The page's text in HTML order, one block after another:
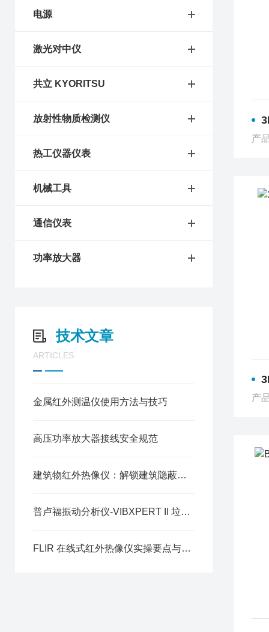
电源
激光对中仪
共立 KYORITSU
放射性物质检测仪
热工仪器仪表
机械工具
通信仪表
功率放大器
技术文章
ARTICLES
金属红外测温仪使用方法与技巧
高压功率放大器接线安全规范
建筑物红外热像仪：解锁建筑隐蔽缺陷的无损检测技术
普卢福振动分析仪-VIBXPERT II 垃圾焚烧发电厂发电机组的 “健康卫士”
FLIR 在线式红外热像仪实操要点与数据解读方法
产
产